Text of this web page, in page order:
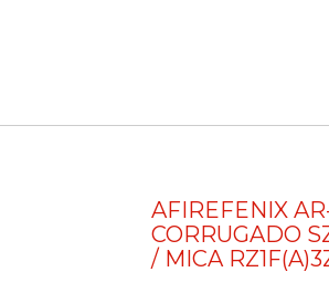
AFIREFENIX
CORRUGADO
/ MICA